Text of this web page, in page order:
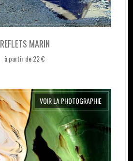
REFLETS MARIN
à partir de 22 €
VOIR LA PHOTOGRAPHIE